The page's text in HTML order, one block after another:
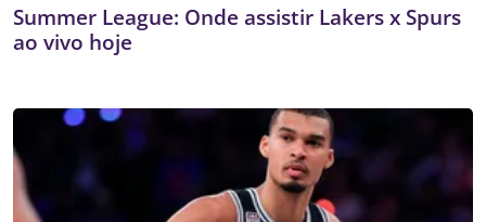
Summer League: Onde assistir Lakers x Spurs
ao vivo hoje